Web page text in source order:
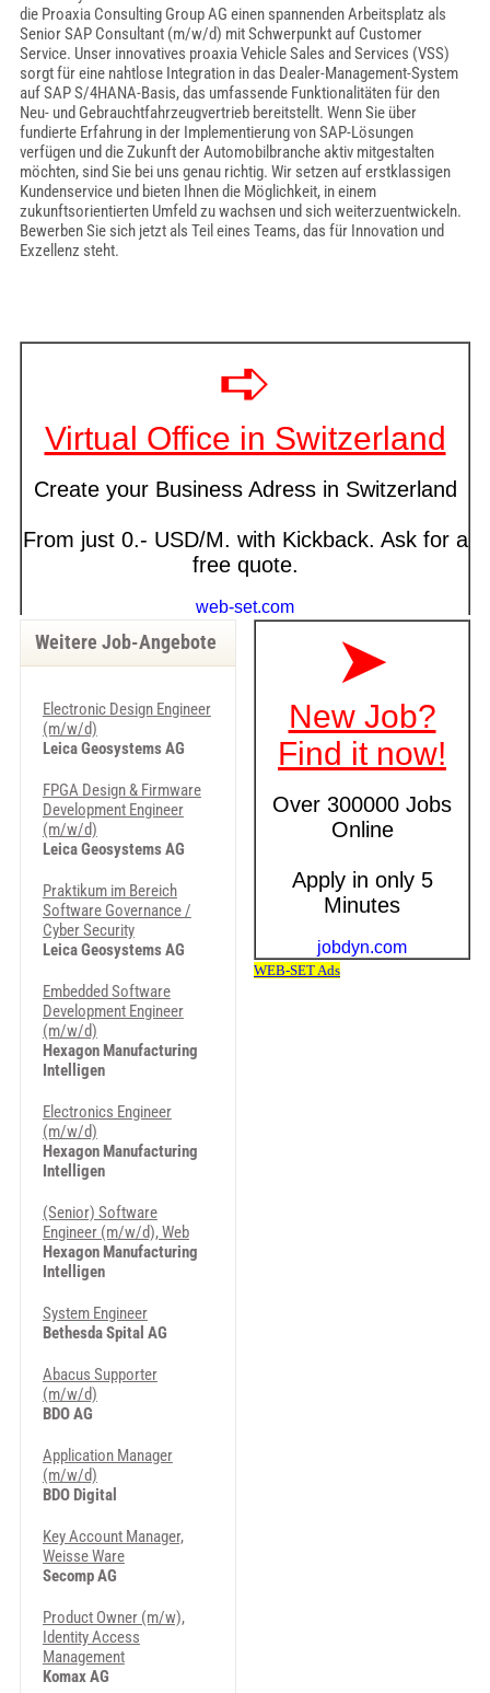
die Proaxia Consulting Group AG einen spannenden Arbeitsplatz als
Senior SAP Consultant (m/w/d) mit Schwerpunkt auf Customer
Service. Unser innovatives proaxia Vehicle Sales and Services (VSS)
sorgt für eine nahtlose Integration in das Dealer-Management-System
auf SAP S/4HANA-Basis, das umfassende Funktionalitäten für den
Neu- und Gebrauchtfahrzeugvertrieb bereitstellt. Wenn Sie über
fundierte Erfahrung in der Implementierung von SAP-Lösungen
verfügen und die Zukunft der Automobilbranche aktiv mitgestalten
möchten, sind Sie bei uns genau richtig. Wir setzen auf erstklassigen
Kundenservice und bieten Ihnen die Möglichkeit, in einem
zukunftsorientierten Umfeld zu wachsen und sich weiterzuentwickeln.
Bewerben Sie sich jetzt als Teil eines Teams, das für Innovation und
Exzellenz steht.
Weitere Job-Angebote
Electronic Design Engineer
(m/w/d)
Leica Geosystems AG
FPGA Design & Firmware
Development Engineer
(m/w/d)
Leica Geosystems AG
Praktikum im Bereich
Software Governance /
Cyber Security
Leica Geosystems AG
Embedded Software
Development Engineer
(m/w/d)
Hexagon Manufacturing
Intelligen
Electronics Engineer
(m/w/d)
Hexagon Manufacturing
Intelligen
(Senior) Software
Engineer (m/w/d), Web
Hexagon Manufacturing
Intelligen
System Engineer
Bethesda Spital AG
Abacus Supporter
(m/w/d)
BDO AG
Application Manager
(m/w/d)
BDO Digital
Key Account Manager,
Weisse Ware
Secomp AG
Product Owner (m/w),
Identity Access
Management
Komax AG